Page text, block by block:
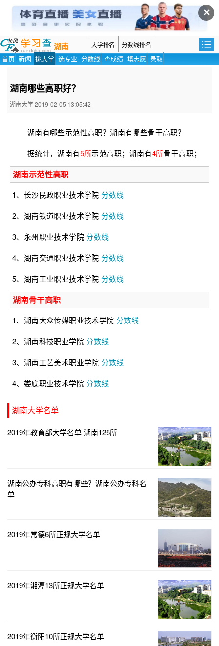
✕
湖南 大学排名 分数线排名
首页 新闻 挑大学 选专业 分数线 查成绩 填志愿 录取
湖南哪些高职好？
湖南大学 2019-02-05 13:05:42
湖南有哪些示范性高职？湖南有哪些骨干高职？
据统计，湖南有5所示范高职；湖南有4所骨干高职；
湖南示范性高职
1、长沙民政职业技术学院分数线
2、湖南铁道职业技术学院分数线
3、永州职业技术学院分数线
4、湖南交通职业技术学院分数线
5、湖南工业职业技术学院分数线
湖南骨干高职
1、湖南大众传媒职业技术学院 分数线
2、湖南科技职业学院分数线
3、湖南工艺美术职业学院分数线
4、娄底职业技术学院分数线
湖南大学名单
2019年教育部大学名单 湖南125所
湖南公办专科高职有哪些？湖南公办专科名
单
2019年常德6所正规大学名单
2019年湘潭13所正规大学名单
2019年衡阳10所正规大学名单